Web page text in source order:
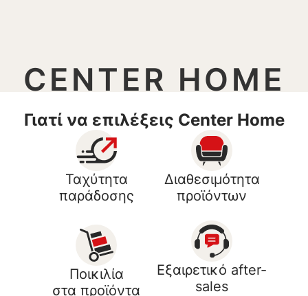
CENTER HOME
Γιατί να επιλέξεις Center Home
Ταχύτητα
παράδοσης
Διαθεσιμότητα
προϊόντων
Ποικιλία
στα προϊόντα
Εξαιρετικό after-
sales